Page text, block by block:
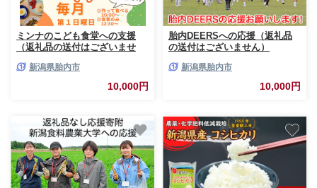
ミンナのこども食堂への支援
（返礼品の送付はございませ
新潟県胎内市
10,000円
胎内DEERSへの応援（返礼品
の送付はございません）
新潟県胎内市
10,000円